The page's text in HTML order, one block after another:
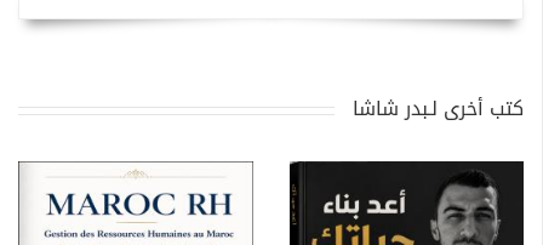
كتب أخرى لـبدر شاشا